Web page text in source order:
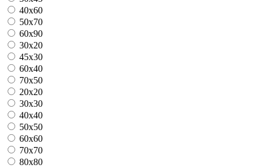
40x60
50x70
60x90
30x20
45x30
60x40
70x50
20x20
30x30
40x40
50x50
60x60
70x70
80x80